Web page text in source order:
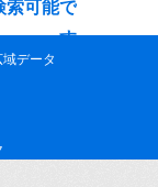
索可能で
す
データ